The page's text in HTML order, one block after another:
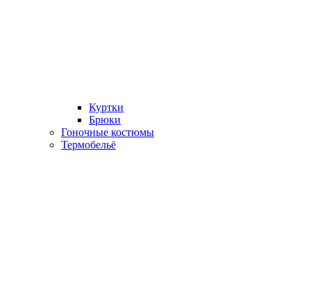
Куртки
Брюки
Гоночные костюмы
Термобельё